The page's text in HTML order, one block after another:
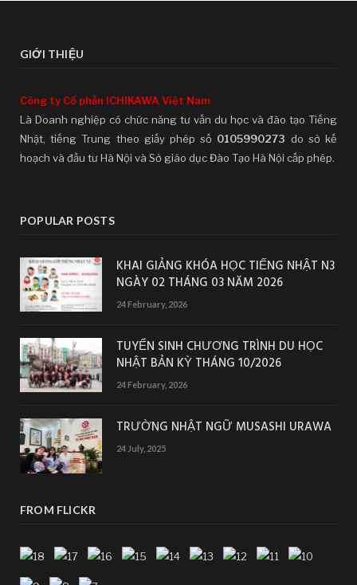
GIỚI THIỆU
Công ty Cổ phần ICHIKAWA Việt Nam
Là Doanh nghiệp có chức năng tư vấn du học và đào tạo Tiếng
Nhật, tiếng Trung theo giấy phép số 0105990273 do sở kế
hoạch và đầu tư Hà Nội và Sở giáo dục Đào Tạo Hà Nội cấp phép.
POPULAR POSTS
KHAI GIẢNG KHÓA HỌC TIẾNG NHẬT N3
NGÀY 02 THÁNG 03 NĂM 2026
24 February, 2026
TUYỂN SINH CHƯƠNG TRÌNH DU HỌC
NHẬT BẢN KỲ THÁNG 10/2026
24 February, 2026
TRƯỜNG NHẬT NGỮ MUSASHI URAWA
24 July, 2025
FROM FLICKR